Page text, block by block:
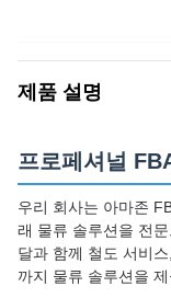
제품 설명
프로페셔널
우리 회사는 아마존
래 물류 솔루션을 전
달과 함께 철도 서비
까지 물류 솔루션을 제